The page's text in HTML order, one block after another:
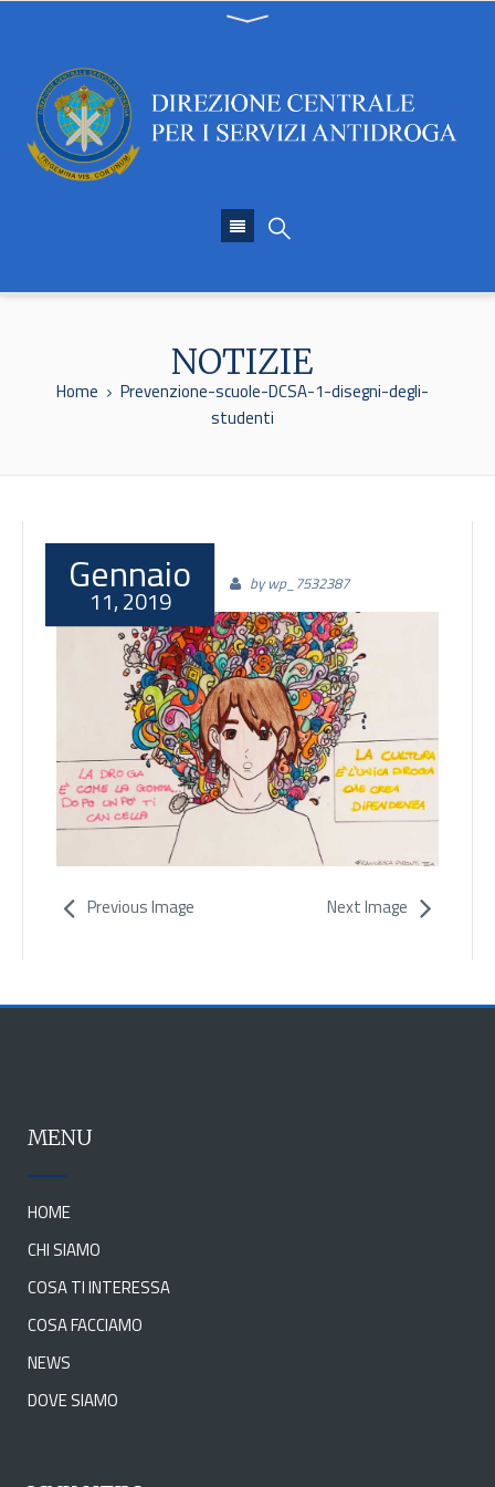
NOTIZIE
Home
Prevenzione-scuole-DCSA-1-disegni-degli-
studenti
Gennaio
11, 2019
by wp_7532387
Previous Image Next Image
MENU
HOME
CHI SIAMO
COSA TI INTERESSA
COSA FACCIAMO
NEWS
DOVE SIAMO